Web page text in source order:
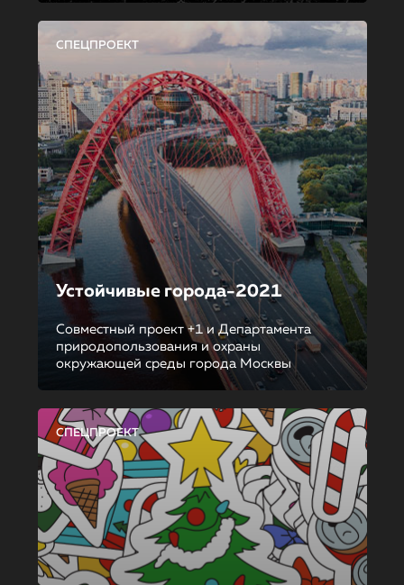
СПЕЦПРОЕКТ
Устойчивые города-2021
Совместный проект +1 и Департамента
природопользования и охраны
окружающей среды города Москвы
СПЕЦПРОЕКТ